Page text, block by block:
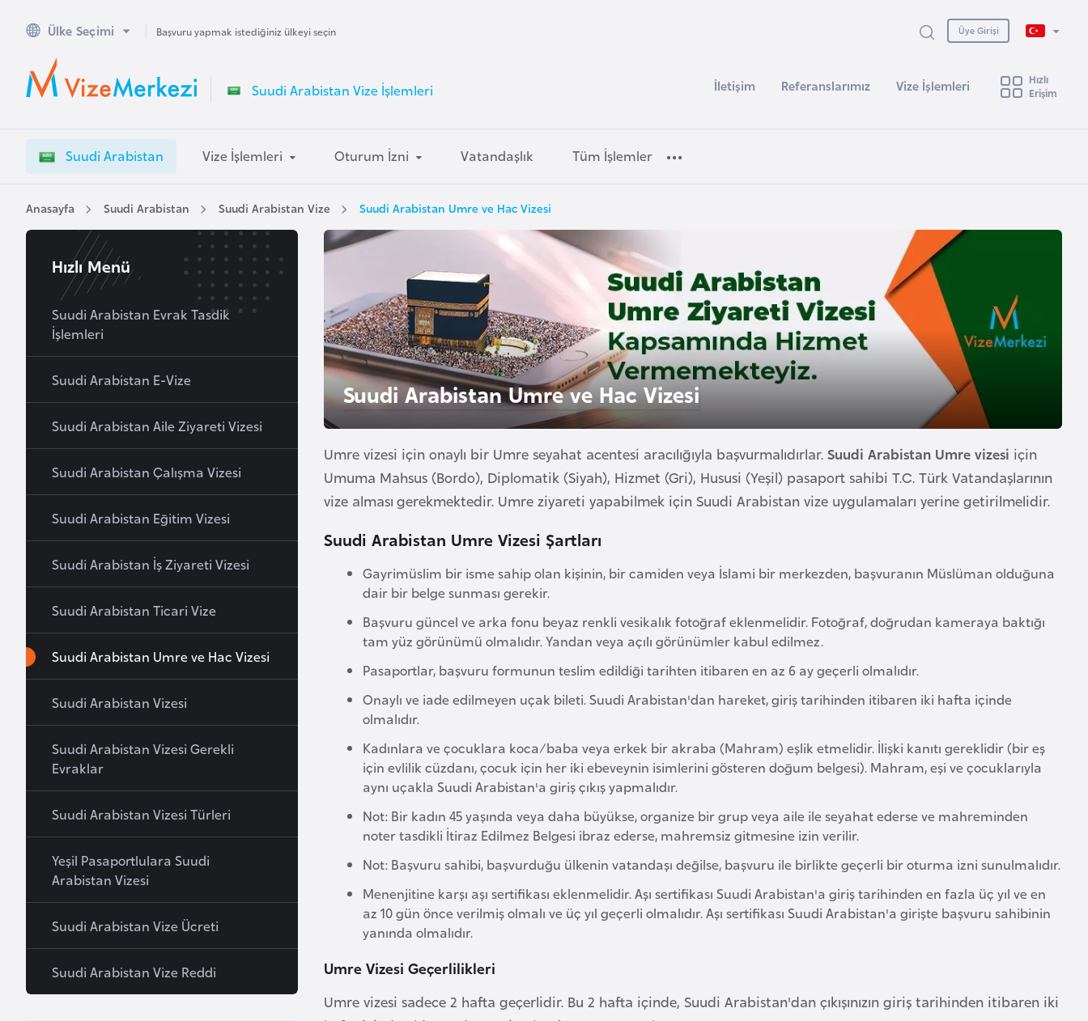
Ülke Seçimi Başvuru yapmak istediğiniz ülkeyi seçin Üye Girişi
Suudi Arabistan Vize İşlemleri İletişim Referanslarımız Vize İşlemleri
Hızlı
Erişim
Suudi Arabistan Vize İşlemleri Oturum İzni Vatandaşlık Tüm İşlemler
Anasayfa Suudi Arabistan Suudi Arabistan Vize Suudi Arabistan Umre ve Hac Vizesi
Suudi Arabistan Umre ve Hac Vizesi
Umre vizesi için onaylı bir Umre seyahat acentesi aracılığıyla başvurmalıdırlar. Suudi Arabistan Umre vizesi için
Umuma Mahsus (Bordo), Diplomatik (Siyah), Hizmet (Gri), Hususi (Yeşil) pasaport sahibi T.C. Türk Vatandaşlarının
vize alması gerekmektedir. Umre ziyareti yapabilmek için Suudi Arabistan vize uygulamaları yerine getirilmelidir.
Suudi Arabistan Umre Vizesi Şartları
Gayrimüslim bir isme sahip olan kişinin, bir camiden veya İslami bir merkezden, başvuranın Müslüman olduğuna
dair bir belge sunması gerekir.
Başvuru güncel ve arka fonu beyaz renkli vesikalık fotoğraf eklenmelidir. Fotoğraf, doğrudan kameraya baktığı
tam yüz görünümü olmalıdır. Yandan veya açılı görünümler kabul edilmez.
Pasaportlar, başvuru formunun teslim edildiği tarihten itibaren en az 6 ay geçerli olmalıdır.
Onaylı ve iade edilmeyen uçak bileti. Suudi Arabistan'dan hareket, giriş tarihinden itibaren iki hafta içinde
olmalıdır.
Kadınlara ve çocuklara koca/baba veya erkek bir akraba (Mahram) eşlik etmelidir. İlişki kanıtı gereklidir (bir eş
için evlilik cüzdanı, çocuk için her iki ebeveynin isimlerini gösteren doğum belgesi). Mahram, eşi ve çocuklarıyla
aynı uçakla Suudi Arabistan'a giriş çıkış yapmalıdır.
Not: Bir kadın 45 yaşında veya daha büyükse, organize bir grup veya aile ile seyahat ederse ve mahreminden
noter tasdikli İtiraz Edilmez Belgesi ibraz ederse, mahremsiz gitmesine izin verilir.
Not: Başvuru sahibi, başvurduğu ülkenin vatandaşı değilse, başvuru ile birlikte geçerli bir oturma izni sunulmalıdır.
Menenjitine karşı aşı sertifikası eklenmelidir. Aşı sertifikası Suudi Arabistan'a giriş tarihinden en fazla üç yıl ve en
az 10 gün önce verilmiş olmalı ve üç yıl geçerli olmalıdır. Aşı sertifikası Suudi Arabistan'a girişte başvuru sahibinin
yanında olmalıdır.
Umre Vizesi Geçerlilikleri
Umre vizesi sadece 2 hafta geçerlidir. Bu 2 hafta içinde, Suudi Arabistan'dan çıkışınızın giriş tarihinden itibaren iki
Hızlı Menü
Suudi Arabistan Evrak Tasdik
İşlemleri
Suudi Arabistan E-Vize
Suudi Arabistan Aile Ziyareti Vizesi
Suudi Arabistan Çalışma Vizesi
Suudi Arabistan Eğitim Vizesi
Suudi Arabistan İş Ziyareti Vizesi
Suudi Arabistan Ticari Vize
Suudi Arabistan Umre ve Hac Vizesi
Suudi Arabistan Vizesi
Suudi Arabistan Vizesi Gerekli
Evraklar
Suudi Arabistan Vizesi Türleri
Yeşil Pasaportlulara Suudi
Arabistan Vizesi
Suudi Arabistan Vize Ücreti
Suudi Arabistan Vize Reddi
A
u
s
a
l
A
v
u
s
t
u
r
y
z
e
b
a
y
c
a
n
B
a
h
r
e
B
a
l